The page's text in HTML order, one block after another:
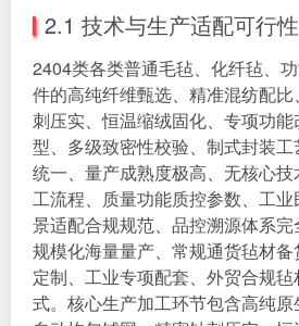
2.1 技术与生产适配可行性
2404类各类普通毛毡、化纤毡、
件的高纯纤维甄选、精准混纺配
刺压实、恒温缩绒固化、专项功
型、多级致密性校验、制式封装
统一、量产成熟度极高、无核心
工流程、质量功能质控参数、工
景适配合规规范、品控溯源体系
规模化海量量产、常规通货毡材
定制、工业专项配套、外贸合规
式。核心生产加工环节包含高纯